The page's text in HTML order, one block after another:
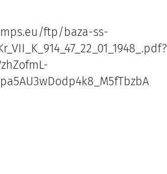
ftp/baza-ss-